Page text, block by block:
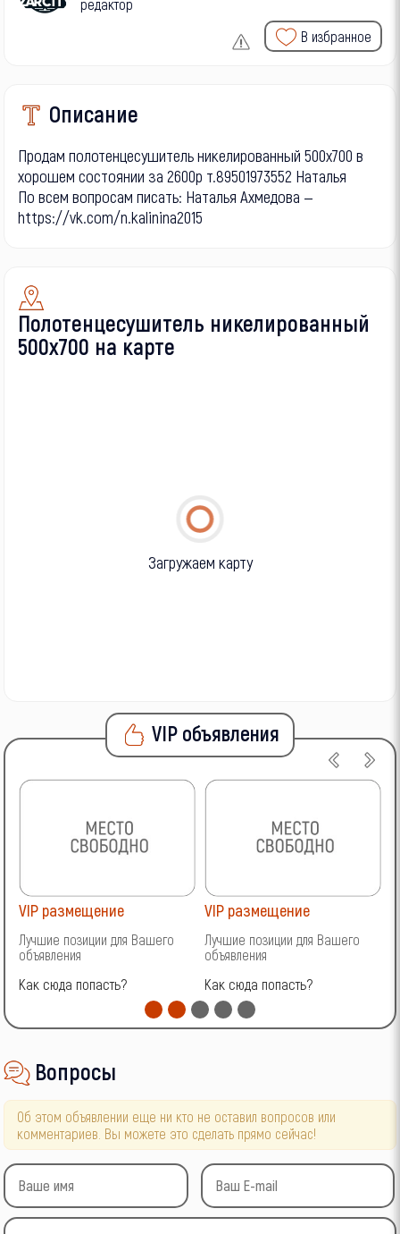
В избранное
Описание
Продам полотенцесушитель никелированный 500х700 в
хорошем состоянии за 2600р т.89501973552 Наталья
По всем вопросам писать: Наталья Ахмедова —
https://vk.com/n.kalinina2015
Полотенцесушитель никелированный
500х700 на карте
Загружаем карту
VIP объявления
VIP размещение
Лучшие позиции для Вашего
объявления
Как сюда попасть?
VIP размещение
Лучшие позиции для Вашего
объявления
Как сюда попасть?
Вопросы
Об этом объявлении еще ни кто не оставил вопросов или
комментариев. Вы можете это сделать прямо сейчас!